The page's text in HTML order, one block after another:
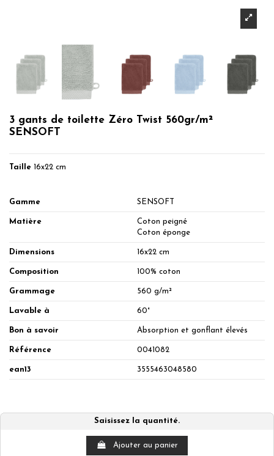
3 gants de toilette Zéro Twist 560gr/m²
SENSOFT
Taille 16x22 cm
Gamme SENSOFT
Matière
Coton peigné
Coton éponge
Dimensions 16x22 cm
Composition 100% coton
Grammage 560 g/m²
Lavable à 60°
Bon à savoir Absorption et gonflant élevés
Référence 0041082
ean13 3555463048580
Saisissez la quantité.
Ajouter au panier